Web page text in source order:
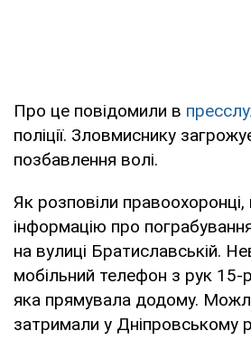
Про це повідомили в
поліції. Зловмиснику
позбавлення волі.
Як розповіли
інформацію про
на вулиці Братиславській.
мобільний телефон з рук 15-
яка прямувала додому.
затримали у Дніпровському